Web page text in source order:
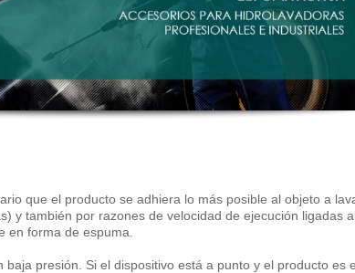
que el producto se adhiera lo más posible al objeto a
y también por razones de velocidad de ejecución ligadas
en forma de espuma.
baja presión. Si el dispositivo está a punto y el producto es